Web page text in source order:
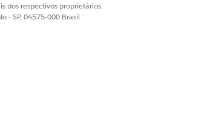
dos respectivos proprietários.
- SP, 04575-000 Brasil